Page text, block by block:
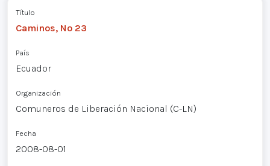
Título
Caminos, Nº 23
País
Ecuador
Organización
Comuneros de Liberación Nacional (C-LN)
Fecha
2008-08-01